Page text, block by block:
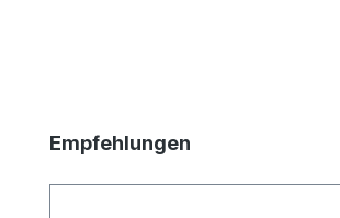
Produktgalerie überspringen
Empfehlungen